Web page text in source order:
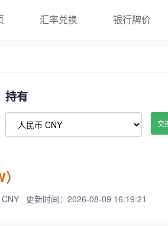
汇率兑换 银行牌价
持有
交
更新时间：2026-08-09 16:19:21